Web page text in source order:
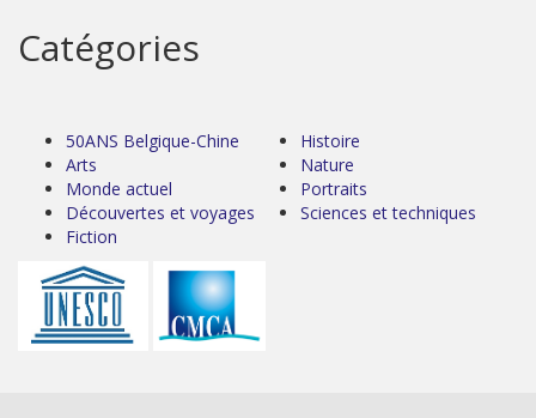
Catégories
50ANS Belgique-Chine
Arts
Monde actuel
Découvertes et voyages
Fiction
Histoire
Nature
Portraits
Sciences et techniques